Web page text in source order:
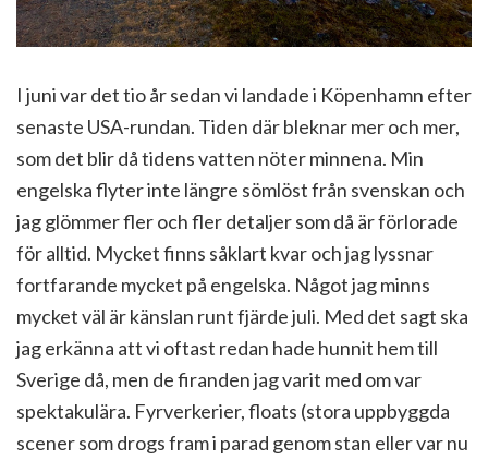
I juni var det tio år sedan vi landade i Köpenhamn efter
senaste USA-rundan. Tiden där bleknar mer och mer,
som det blir då tidens vatten nöter minnena. Min
engelska flyter inte längre sömlöst från svenskan och
jag glömmer fler och fler detaljer som då är förlorade
för alltid. Mycket finns såklart kvar och jag lyssnar
fortfarande mycket på engelska. Något jag minns
mycket väl är känslan runt fjärde juli. Med det sagt ska
jag erkänna att vi oftast redan hade hunnit hem till
Sverige då, men de firanden jag varit med om var
spektakulära. Fyrverkerier, floats (stora uppbyggda
scener som drogs fram i parad genom stan eller var nu